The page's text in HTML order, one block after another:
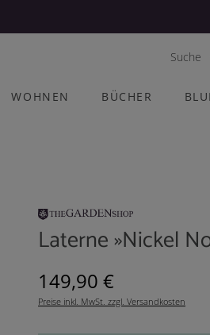
WOHNEN BÜCHER
Laterne »Nickel
Regulärer Preis:
149,90 €
Preise inkl. MwSt. zzgl. Versandkosten